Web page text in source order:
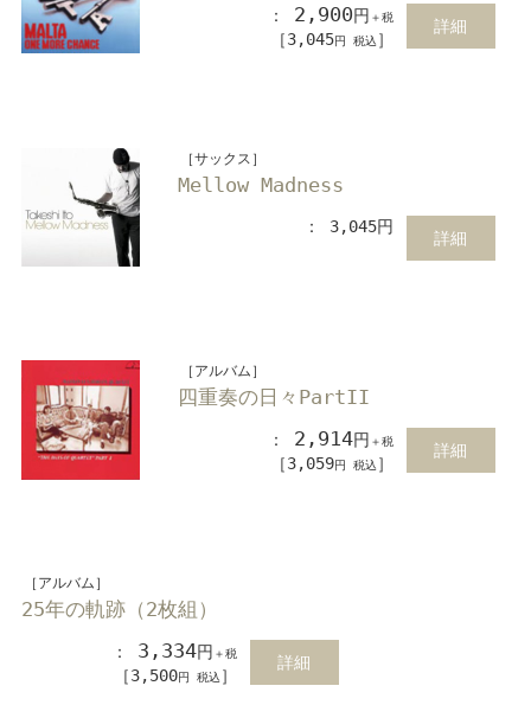
： 2,900円 ＋税
［3,045円 税込 ］
詳細
［サックス］
Mellow Madness
： 3,045円
詳細
［アルバム］
四重奏の日々PartII
： 2,914円 ＋税
［3,059円 税込 ］
詳細
［アルバム］
25年の軌跡（2枚組）
： 3,334円 ＋税
［3,500円 税込 ］
詳細